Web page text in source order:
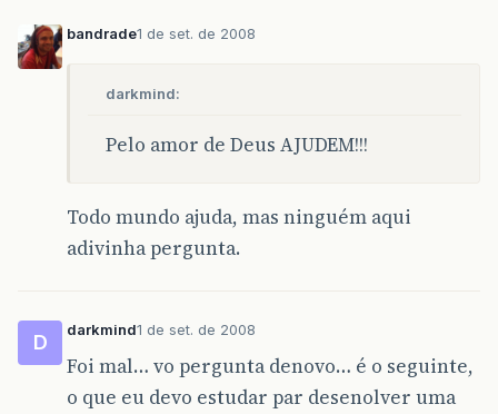
bandrade1 de set. de 2008
darkmind:
Pelo amor de Deus AJUDEM!!!
Todo mundo ajuda, mas ninguém aqui
adivinha pergunta.
D
darkmind1 de set. de 2008
Foi mal… vo pergunta denovo… é o seguinte,
o que eu devo estudar par desenolver uma